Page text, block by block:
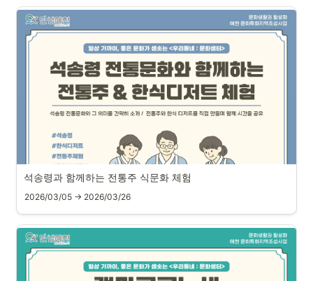
석송령과 함께하는 전통주 식문화 체험
2026/03/05 → 2026/03/26